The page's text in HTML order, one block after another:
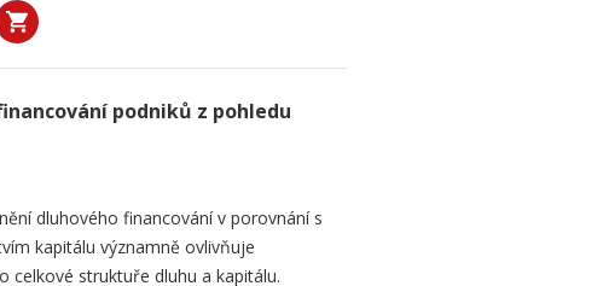
podniků z pohledu
dluhového financování v porovnání s
kapitálu významně ovlivňuje
celkové struktuře dluhu a kapitálu.